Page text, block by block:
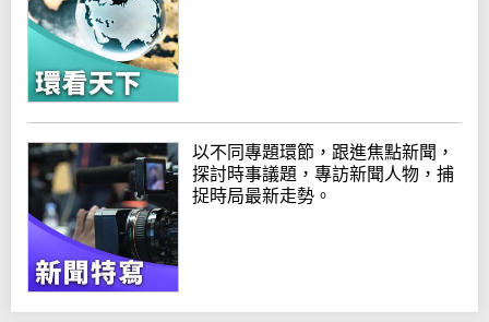
以不同專題環節，跟進焦點新聞，
探討時事議題，專訪新聞人物，捕
捉時局最新走勢。